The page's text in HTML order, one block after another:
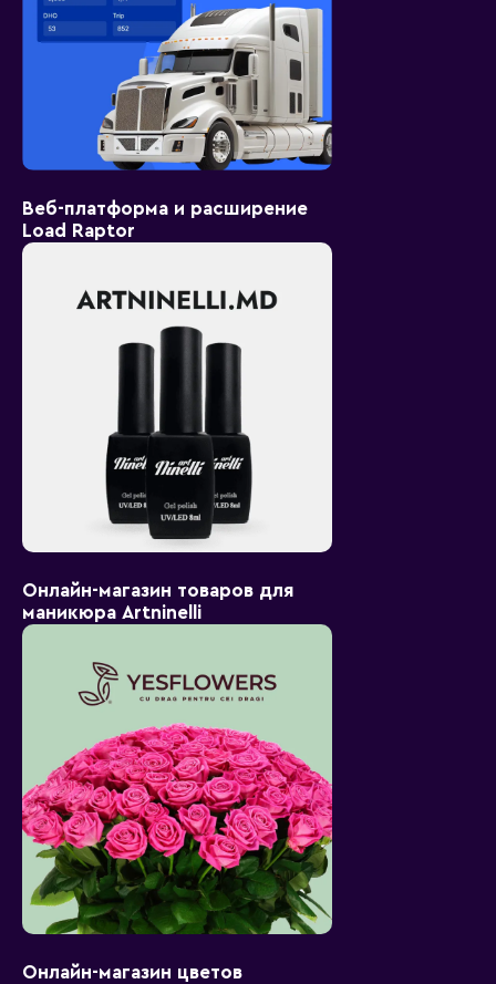
Веб-платформа и расширение
Load Raptor
Онлайн-магазин товаров для
маникюра Artninelli
Онлайн-магазин цветов